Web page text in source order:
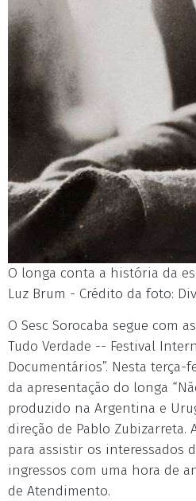
O longa conta a história da
Luz Brum - Crédito da foto:
O Sesc Sorocaba segue com
Tudo Verdade -- Festival
Documentários”. Nesta terça-
da apresentação do longa
produzido na Argentina e
direção de Pablo Zubizarreta.
para assistir os interessados
ingressos com uma hora de
de Atendimento.